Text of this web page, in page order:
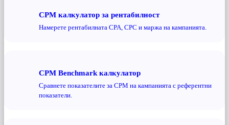
CPM калкулатор за рентабилност
Намерете рентабилната CPA, CPC и маржа на кампанията.
CPM Benchmark калкулатор
Сравнете показателите за CPM на кампанията с референтни
показатели.